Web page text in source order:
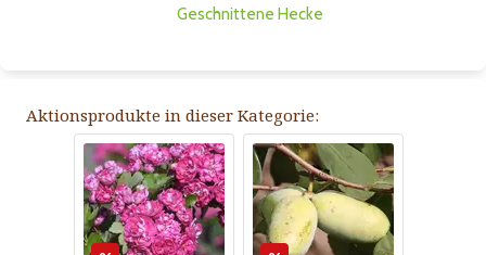
Geschnittene Hecke
Aktionsprodukte in dieser Kategorie: